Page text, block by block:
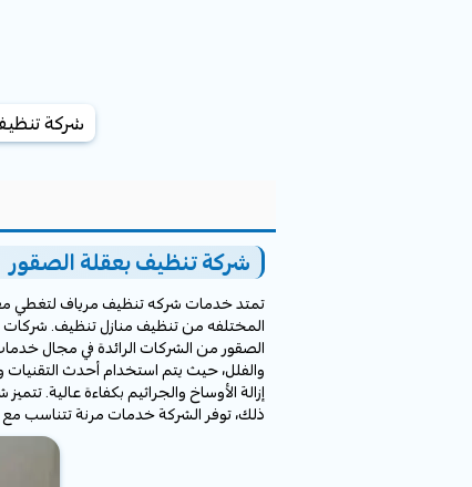
شركة
شركة تنظيف بعقلة الصقور
تمتد خدمات شركه تنظيف مرياف لتغطي
المختلفه من تنظيف منازل تنظيف.
الصقور من الشركات الرائدة في مجال
والفلل، حيث يتم استخدام أحدث
إزالة الأوساخ والجراثيم بكفاءة
ذلك، توفر الشركة خدمات مرنة تتناسب مع